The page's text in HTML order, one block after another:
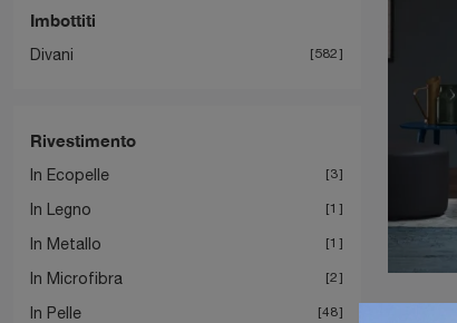
Imbottiti
Divani 582
Rivestimento
In Ecopelle 3
In Legno 1
In Metallo 1
In Microfibra 2
In Pelle 48